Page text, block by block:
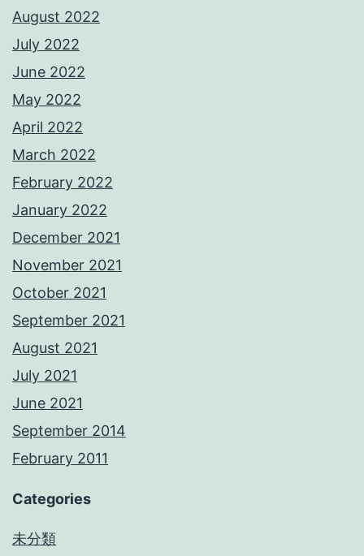
August 2022
July 2022
June 2022
May 2022
April 2022
March 2022
February 2022
January 2022
December 2021
November 2021
October 2021
September 2021
August 2021
July 2021
June 2021
September 2014
February 2011
Categories
未分類